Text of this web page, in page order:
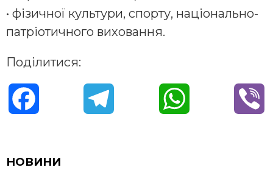
• фізичної культури, спорту, національно-
патріотичного виховання.
Поділитися:
c
НОВИНИ